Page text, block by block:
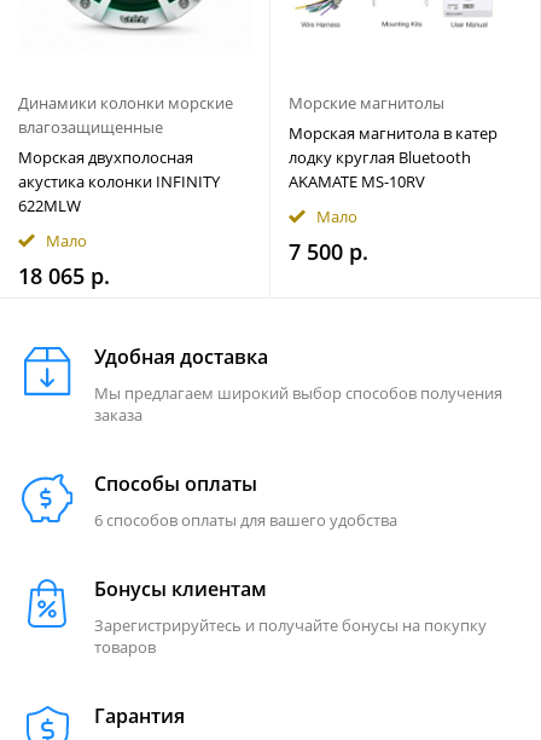
Динамики колонки морские
влагозащищенные
Морская двухполосная
акустика колонки INFINITY
622MLW
Мало
18 065 р.
Морские магнитолы
Морская магнитола в катер
лодку круглая Bluetooth
AKAMATE MS-10RV
Мало
7 500 р.
Удобная доставка
Мы предлагаем широкий выбор способов получения
заказа
Способы оплаты
6 способов оплаты для вашего удобства
Бонусы клиентам
Зарегистрируйтесь и получайте бонусы на покупку
товаров
Гарантия